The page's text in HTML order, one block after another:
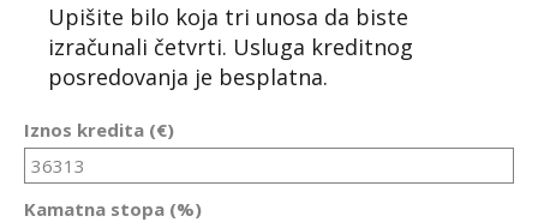
Upišite bilo koja tri unosa da biste
izračunali četvrti. Usluga kreditnog
posredovanja je besplatna.
Iznos kredita (€)
Kamatna stopa (%)